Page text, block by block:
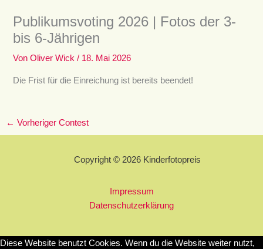
Publikumsvoting 2026 | Fotos der 3-
bis 6-Jährigen
VonOliver Wick/ 18. Mai 2026
Die Frist für die Einreichung ist bereits beendet!
← Vorheriger Contest
Copyright © 2026 Kinderfotopreis
Impressum
Datenschutzerklärung
Diese Website benutzt Cookies. Wenn du die Website weiter nutzt,